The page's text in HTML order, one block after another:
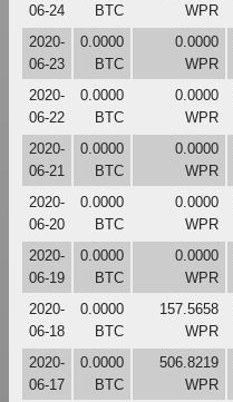
06-24
BTC
WPR
2020-
06-23
0.0000
BTC
0.0000
WPR
2020-
06-22
0.0000
BTC
0.0000
WPR
2020-
06-21
0.0000
BTC
0.0000
WPR
2020-
06-20
0.0000
BTC
0.0000
WPR
2020-
06-19
0.0000
BTC
0.0000
WPR
2020-
06-18
0.0000
BTC
157.5658
WPR
2020-
06-17
0.0000
BTC
506.8219
WPR